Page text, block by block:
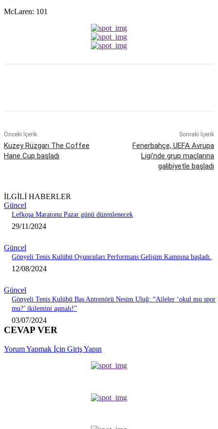
McLaren: 101
Önceki İçerik
Kuzey Rüzgarı The Coffee
Hane Cup başladı
Sonraki İçerik
Fenerbahçe, UEFA Avrupa
Ligi’nde grup maçlarına
galibiyetle başladı
İLGİLİ HABERLER
Güncel
Lefkoşa Maratonu Pazar günü düzenlenecek
29/11/2024
Güncel
Gönyeli Tenis Kulübü Oyuncuları Performans Gelişim Kampına başladı.
12/08/2024
Güncel
Gönyeli Tenis Kulübü Baş Antrenörü Nesim Uluğ: “Aileler ‘okul mu spor
mu?’ ikilemini aşmalı!”
03/07/2024
CEVAP VER
Yorum Yapmak İçin Giriş Yapın